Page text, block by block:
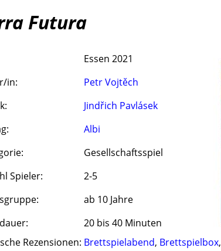
Futura
Essen 2021
in:
Petr Vojtěch
Jindřich Pavlásek
Albi
Gesellschaftsspiel
Spieler:
2-5
ab 10 Jahre
20 bis 40 Minuten
Rezensionen: Brettspielabend, Brettspielbox,